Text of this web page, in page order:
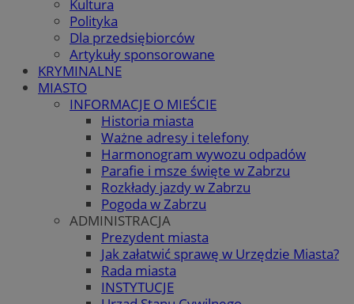
Kultura
Polityka
Dla przedsiębiorców
Artykuły sponsorowane
KRYMINALNE
MIASTO
INFORMACJE O MIEŚCIE
Historia miasta
Ważne adresy i telefony
Harmonogram wywozu odpadów
Parafie i msze święte w Zabrzu
Rozkłady jazdy w Zabrzu
Pogoda w Zabrzu
ADMINISTRACJA
Prezydent miasta
Jak załatwić sprawę w Urzędzie Miasta?
Rada miasta
INSTYTUCJE